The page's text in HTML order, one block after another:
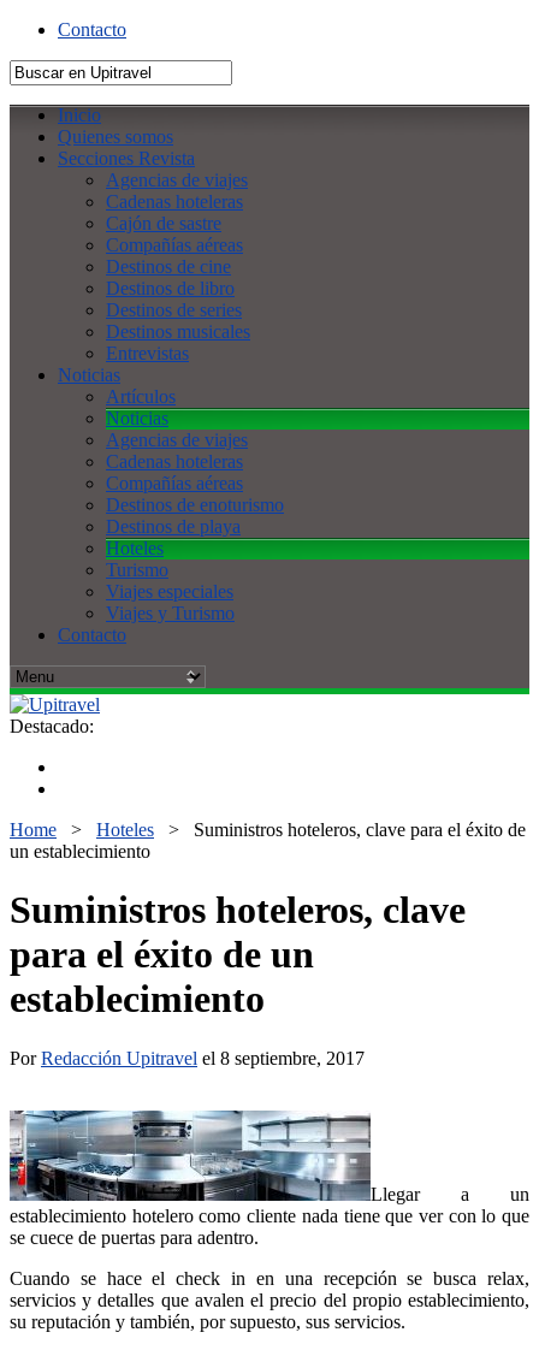
Contacto
Inicio
Quienes somos
Secciones Revista
Agencias de viajes
Cadenas hoteleras
Cajón de sastre
Compañías aéreas
Destinos de cine
Destinos de libro
Destinos de series
Destinos musicales
Entrevistas
Noticias
Artículos
Noticias
Agencias de viajes
Cadenas hoteleras
Compañías aéreas
Destinos de enoturismo
Destinos de playa
Hoteles
Turismo
Viajes especiales
Viajes y Turismo
Contacto
Destacado:
Home > Hoteles > Suministros hoteleros, clave para el éxito de
un establecimiento
Suministros hoteleros, clave
para el éxito de un
establecimiento
PorRedacción Upitravel el 8 septiembre, 2017
Llegar a un
establecimiento hotelero como cliente nada tiene que ver con lo que
se cuece de puertas para adentro.
Cuando se hace el check in en una recepción se busca relax,
servicios y detalles que avalen el precio del propio establecimiento,
su reputación y también, por supuesto, sus servicios.